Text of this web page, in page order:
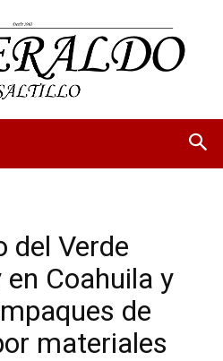
del Verde
Coahuila y
de
materiales